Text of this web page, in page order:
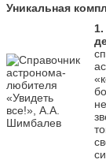
Уникальная